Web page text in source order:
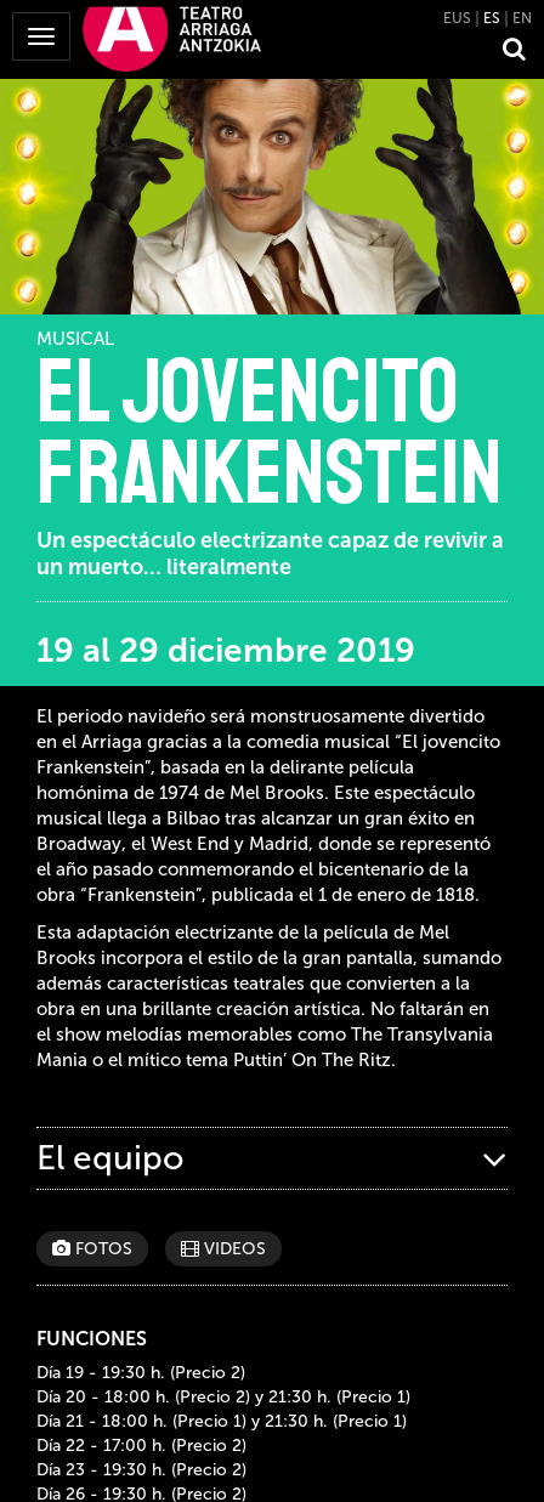
Mostrar
Menú
EUS ES EN
MUSICAL
El Jovencito
Frankenstein
Un espectáculo electrizante capaz de revivir a
un muerto… literalmente
19 al 29 diciembre 2019
El periodo navideño será monstruosamente divertido
en el Arriaga gracias a la comedia musical “El jovencito
Frankenstein”, basada en la delirante película
homónima de 1974 de Mel Brooks. Este espectáculo
musical llega a Bilbao tras alcanzar un gran éxito en
Broadway, el West End y Madrid, donde se representó
el año pasado conmemorando el bicentenario de la
obra “Frankenstein”, publicada el 1 de enero de 1818.
Esta adaptación electrizante de la película de Mel
Brooks incorpora el estilo de la gran pantalla, sumando
además características teatrales que convierten a la
obra en una brillante creación artística. No faltarán en
el show melodías memorables como The Transylvania
Mania o el mítico tema Puttin’ On The Ritz.
El equipo
FOTOS VIDEOS
FUNCIONES
Día 19 - 19:30 h. (Precio 2)
Día 20 - 18:00 h. (Precio 2) y 21:30 h. (Precio 1)
Día 21 - 18:00 h. (Precio 1) y 21:30 h. (Precio 1)
Día 22 - 17:00 h. (Precio 2)
Día 23 - 19:30 h. (Precio 2)
Día 26 - 19:30 h. (Precio 2)